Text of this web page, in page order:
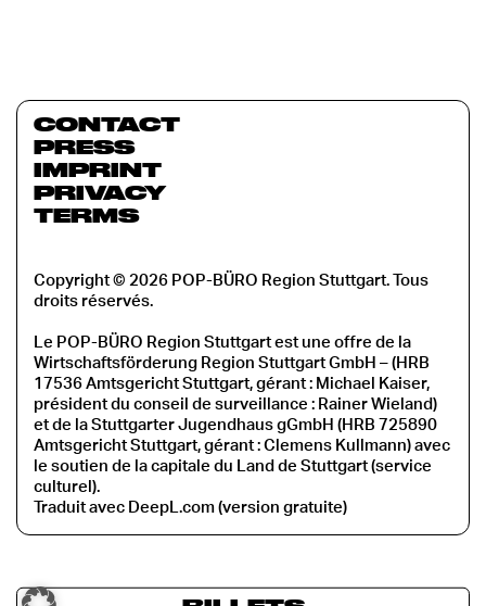
CONTACT
PRESS
IMPRINT
PRIVACY
TERMS
Copyright © 2026 POP-BÜRO Region Stuttgart. Tous
droits réservés.
Le POP-BÜRO Region Stuttgart est une offre de la
Wirtschaftsförderung Region Stuttgart GmbH – (HRB
17536 Amtsgericht Stuttgart, gérant : Michael Kaiser,
président du conseil de surveillance : Rainer Wieland)
et de la Stuttgarter Jugendhaus gGmbH (HRB 725890
Amtsgericht Stuttgart, gérant : Clemens Kullmann) avec
le soutien de la capitale du Land de Stuttgart (service
culturel).
Traduit avec DeepL.com (version gratuite)